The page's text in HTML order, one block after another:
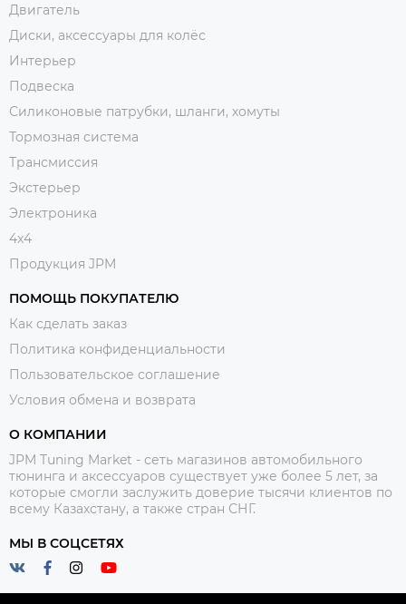
Двигатель
Диски, аксессуары для колёс
Интерьер
Подвеска
Силиконовые патрубки, шланги, хомуты
Тормозная система
Трансмиссия
Экстерьер
Электроника
4x4
Продукция JPM
ПОМОЩЬ ПОКУПАТЕЛЮ
Как сделать заказ
Политика конфиденциальности
Пользовательское соглашение
Условия обмена и возврата
О КОМПАНИИ
JPM Tuning Market - сеть магазинов автомобильного
тюнинга и аксессуаров существует уже более 5 лет, за
которые смогли заслужить доверие тысячи клиентов по
всему Казахстану, а также стран СНГ.
МЫ В СОЦСЕТЯХ